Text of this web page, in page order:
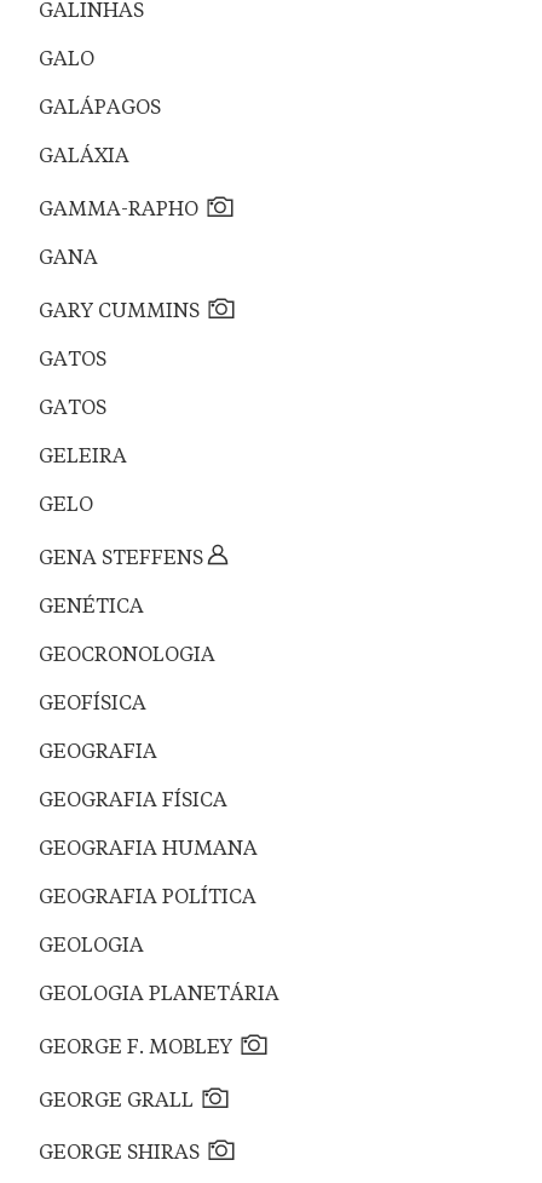
GALINHAS
GALO
GALÁPAGOS
GALÁXIA
GAMMA-RAPHO
GANA
GARY CUMMINS
GATOS
GATOS
GELEIRA
GELO
GENA STEFFENS
GENÉTICA
GEOCRONOLOGIA
GEOFÍSICA
GEOGRAFIA
GEOGRAFIA FÍSICA
GEOGRAFIA HUMANA
GEOGRAFIA POLÍTICA
GEOLOGIA
GEOLOGIA PLANETÁRIA
GEORGE F. MOBLEY
GEORGE GRALL
GEORGE SHIRAS